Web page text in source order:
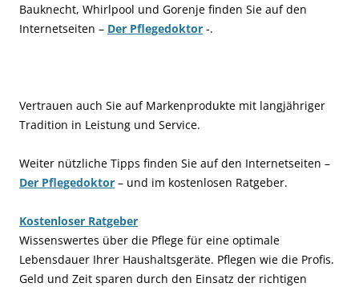
Bauknecht, Whirlpool und Gorenje finden Sie auf den
Internetseiten – Der Pflegedoktor -.
Vertrauen auch Sie auf Markenprodukte mit langjähriger
Tradition in Leistung und Service.
Weiter nützliche Tipps finden Sie auf den Internetseiten –
Der Pflegedoktor – und im kostenlosen Ratgeber.
Kostenloser Ratgeber
Wissenswertes über die Pflege für eine optimale
Lebensdauer Ihrer Haushaltsgeräte. Pflegen wie die Profis.
Geld und Zeit sparen durch den Einsatz der richtigen